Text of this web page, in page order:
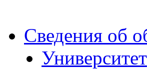
Сведения об
Университет